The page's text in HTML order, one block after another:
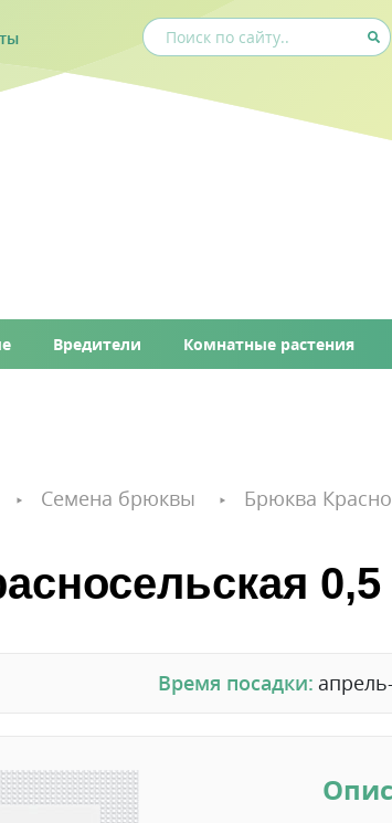
Вредители Комнатные растения
Семена брюквы Брюква
0,5
Время посадки: